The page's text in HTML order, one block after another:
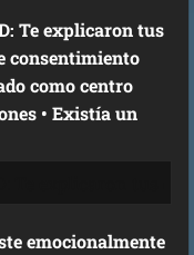
Te explicaron tus
consentimiento
como centro
• Existía un
emocionalmente